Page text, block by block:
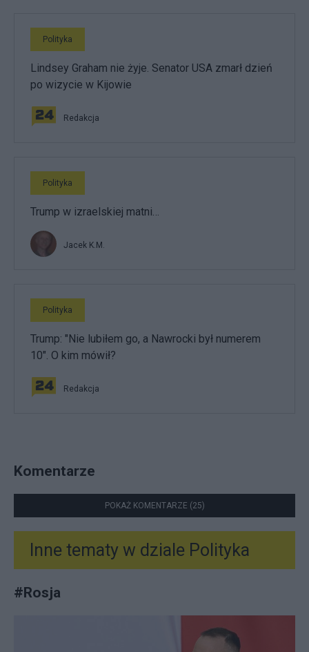
Polityka
Lindsey Graham nie żyje. Senator USA zmarł dzień
po wizycie w Kijowie
Redakcja
Polityka
Trump w izraelskiej matni…
Jacek K.M.
Polityka
Trump: "Nie lubiłem go, a Nawrocki był numerem
10". O kim mówił?
Redakcja
Komentarze
POKAŻ KOMENTARZE (25)
Inne tematy w dziale Polityka
#Rosja